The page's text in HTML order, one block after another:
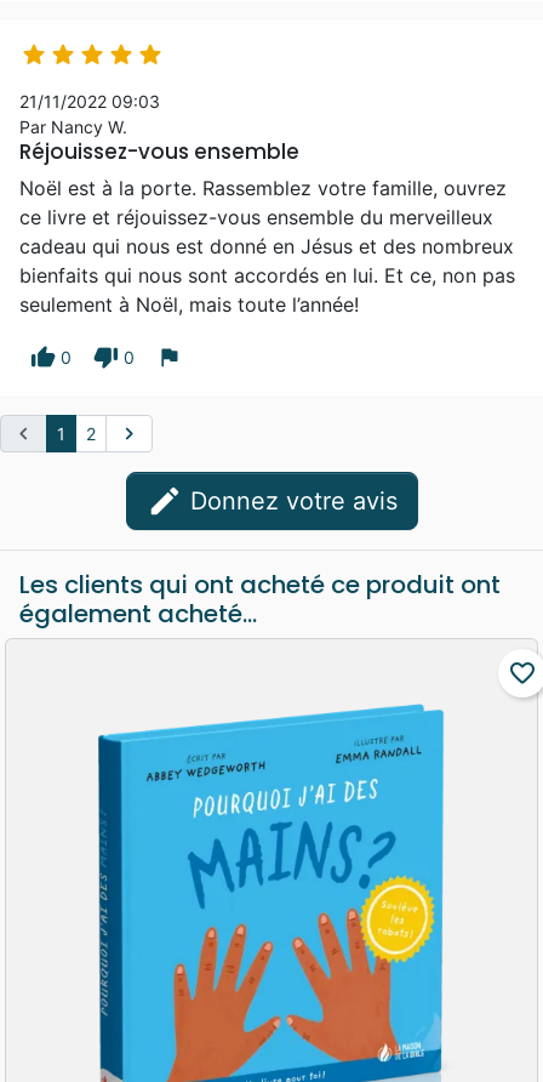
    
21/11/2022 09:03
Par Nancy W.
Réjouissez-vous ensemble
Noël est à la porte. Rassemblez votre famille, ouvrez
ce livre et réjouissez-vous ensemble du merveilleux
cadeau qui nous est donné en Jésus et des nombreux
bienfaits qui nous sont accordés en lui. Et ce, non pas
seulement à Noël, mais toute l’année!
thumb_up 0 thumb_down 0 flag
chevron_left 1 2 chevron_right
edit Donnez votre avis
Les clients qui ont acheté ce produit ont
également acheté...
favorite_border